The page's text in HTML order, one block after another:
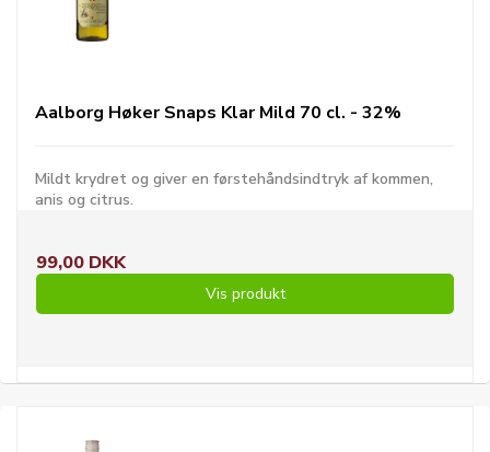
Aalborg Høker Snaps Klar Mild 70 cl. - 32%
Mildt krydret og giver en førstehåndsindtryk af kommen,
anis og citrus.
99,00 DKK
Vis produkt